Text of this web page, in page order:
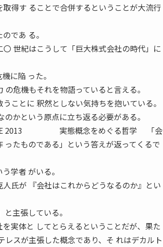
得す ることで合併するということが大流行
であ る。
世紀はこうして「巨大株式会社の時代」に
に陥 った。
危機もそれを物語っていると言える。
ことに 釈然としない気持ちを抱いている。
かという原点に立ち返る必要がある。
2013 実態概念をめぐる哲学 「会
たものである」という答えが返ってくるで
学者 がいる。
氏が 『会社はこれからどうなるのか』とい
主張している。
実体と してとらえるということだが、果た
スが主張した概念であり、そ れはデカルト